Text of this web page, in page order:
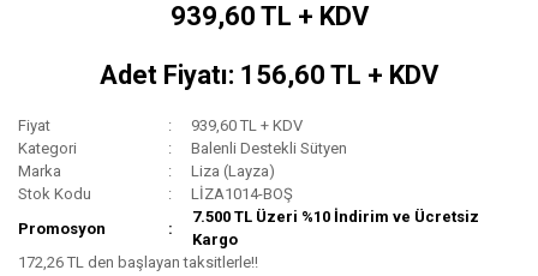
939,60 TL + KDV
Adet Fiyatı: 156,60 TL + KDV
Fiyat
939,60 TL + KDV
Kategori
Balenli Destekli Sütyen
Marka
Liza (Layza)
Stok Kodu
LİZA1014-BOŞ
Promosyon
7.500 TL Üzeri %10 İndirim ve Ücretsiz
Kargo
172,26 TL den başlayan taksitlerle!!